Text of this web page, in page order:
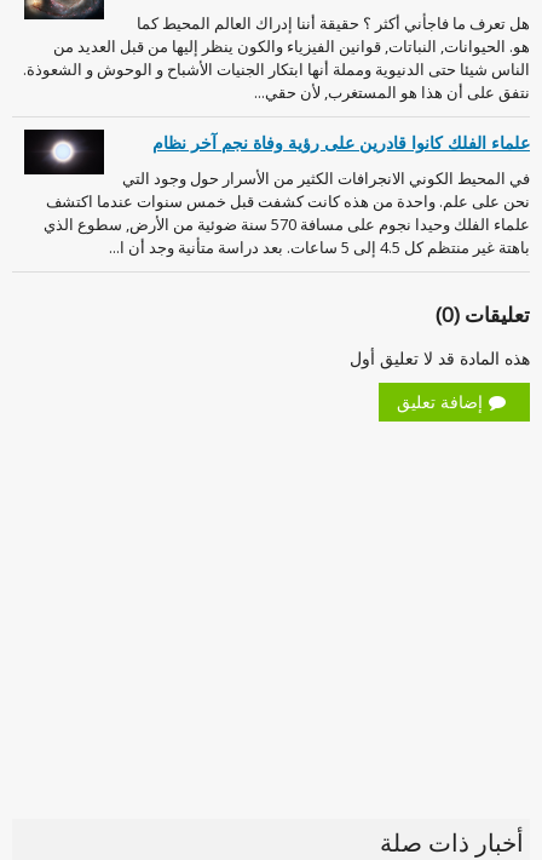
هل تعرف ما فاجأني أكثر ؟ حقيقة أننا إدراك العالم المحيط كما
هو. الحيوانات, النباتات, قوانين الفيزياء والكون ينظر إليها من قبل العديد من
الناس شيئا حتى الدنيوية ومملة أنها ابتكار الجنيات الأشباح و الوحوش و الشعوذة.
نتفق على أن هذا هو المستغرب, لأن حقي...
علماء الفلك كانوا قادرين على رؤية وفاة نجم آخر نظام
في المحيط الكوني الانجرافات الكثير من الأسرار حول وجود التي
نحن على علم. واحدة من هذه كانت كشفت قبل خمس سنوات عندما اكتشف
علماء الفلك وحيدا نجوم على مسافة 570 سنة ضوئية من الأرض, سطوع الذي
باهتة غير منتظم كل 4.5 إلى 5 ساعات. بعد دراسة متأنية وجد أن ا...
تعليقات (0)
هذه المادة قد لا تعليق أول
إضافة تعليق
أخبار ذات صلة